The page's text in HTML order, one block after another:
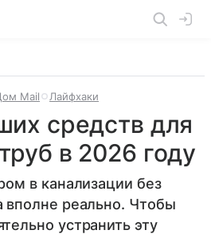
Mail Лайфхаки
средств для
в 2026 году
в канализации без
вполне реально. Чтобы
устранить эту